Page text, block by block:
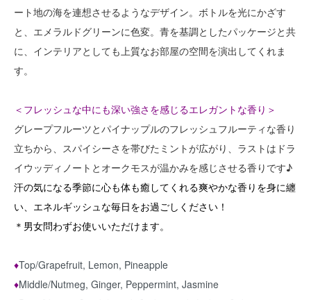
ート地の海を連想させるようなデザイン。ボトルを光にかざす
と、エメラルドグリーンに色変。 青を基調としたパッケージと共
に、インテリアとしても上質なお部屋の空間を演出してくれま
す。
＜フレッシュな中にも深い強さを感じるエレガントな香り＞
グレープフルーツとパイナップルのフレッシュフルーティな香り
立ちから、 スパイシーさを帯びたミントが広がり、ラストはドラ
イウッディノートとオークモスが温かみを感じさせる香りです♪
汗の気になる季節に心も体も癒してくれる爽やかな香りを身に纏
い、エネルギッシュな毎日をお過ごしください！
＊男女問わずお使いいただけます。
♦︎Top/Grapefruit, Lemon, Pineapple
♦︎Middle/Nutmeg, Ginger, Peppermint, Jasmine